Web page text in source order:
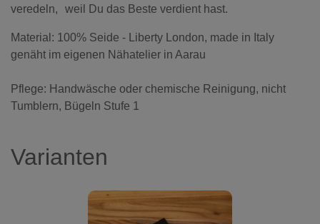
veredeln, weil Du das Beste verdient hast.
Material: 100% Seide - Liberty London, made in Italy
genäht im eigenen Nähatelier in Aarau
Pflege: Handwäsche oder chemische Reinigung, nicht
Tumblern, Bügeln Stufe 1
Varianten